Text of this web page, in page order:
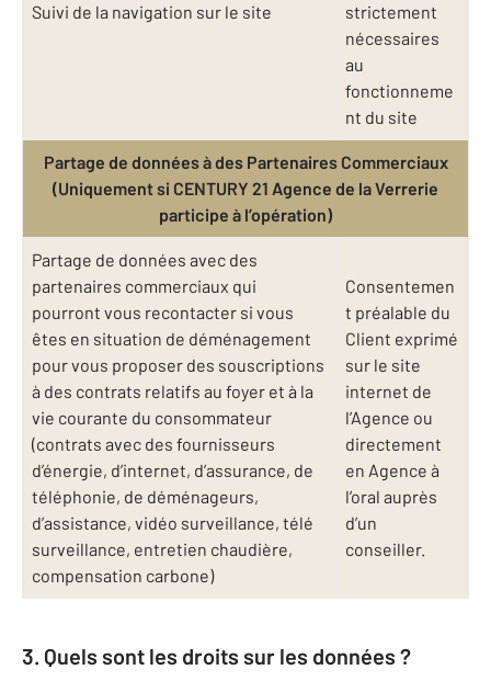
Suivi de la navigation sur le site
strictement
nécessaires
au
fonctionneme
nt du site
Partage de données à des Partenaires Commerciaux
(Uniquement si CENTURY 21 Agence de la Verrerie
participe à l’opération)
Partage de données avec des
partenaires commerciaux qui
pourront vous recontacter si vous
êtes en situation de déménagement
pour vous proposer des souscriptions
à des contrats relatifs au foyer et à la
vie courante du consommateur
(contrats avec des fournisseurs
d’énergie, d’internet, d’assurance, de
téléphonie, de déménageurs,
d’assistance, vidéo surveillance, télé
surveillance, entretien chaudière,
compensation carbone)
Consentemen
t préalable du
Client exprimé
sur le site
internet de
l’Agence ou
directement
en Agence à
l’oral auprès
d’un
conseiller.
3. Quels sont les droits sur les données ?